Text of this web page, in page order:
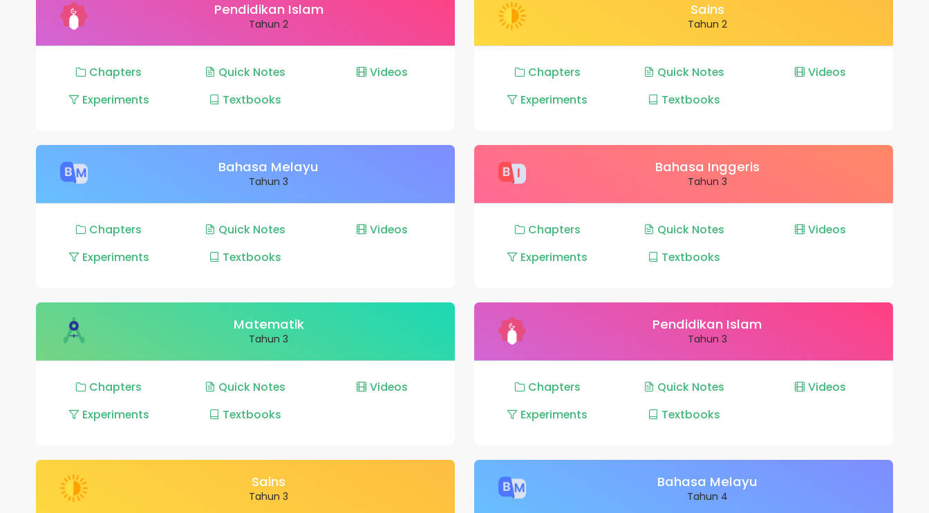
Pendidikan Islam
Tahun 2
Chapters Quick Notes
Videos
Experiments
Textbooks
Sains
Tahun 2
Chapters Quick Notes
Videos
Experiments
Textbooks
Bahasa Melayu
Tahun 3
Chapters Quick Notes
Videos
Experiments
Textbooks
Bahasa Inggeris
Tahun 3
Chapters Quick Notes
Videos
Experiments
Textbooks
Matematik
Tahun 3
Chapters Quick Notes
Videos
Experiments
Textbooks
Pendidikan Islam
Tahun 3
Chapters Quick Notes
Videos
Experiments
Textbooks
Sains
Tahun 3
Bahasa Melayu
Tahun 4